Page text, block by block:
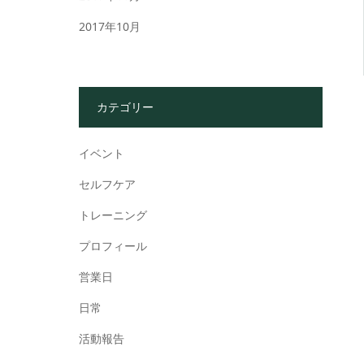
2017年10月
カテゴリー
イベント
セルフケア
トレーニング
プロフィール
営業日
日常
活動報告